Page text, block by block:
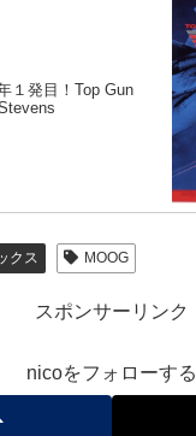
１発目！Top Gun
クス MOOG
スポンサーリンク
nicoをフォローする